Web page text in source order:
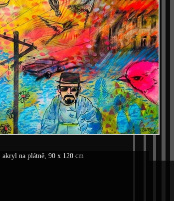
plátně, 90 x 120 cm